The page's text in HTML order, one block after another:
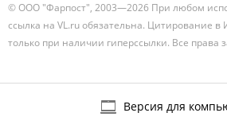
© ООО "Фарпост", 2003—2026 При любом
ссылка на VL.ru обязательна. Цитирование
только при наличии гиперссылки. Все
Версия для